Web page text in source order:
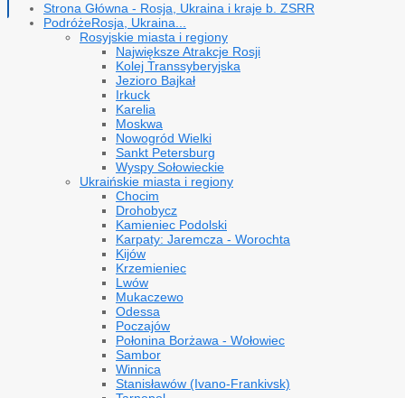
Strona Główna - Rosja, Ukraina i kraje b. ZSRR
PodróżeRosja, Ukraina...
Rosyjskie miasta i regiony
Największe Atrakcje Rosji
Kolej Transsyberyjska
Jezioro Bajkał
Irkuck
Karelia
Moskwa
Nowogród Wielki
Sankt Petersburg
Wyspy Sołowieckie
Ukraińskie miasta i regiony
Chocim
Drohobycz
Kamieniec Podolski
Karpaty: Jaremcza - Worochta
Kijów
Krzemieniec
Lwów
Mukaczewo
Odessa
Poczajów
Połonina Borżawa - Wołowiec
Sambor
Winnica
Stanisławów (Ivano-Frankivsk)